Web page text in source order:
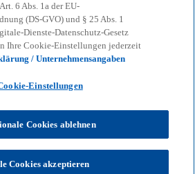
w
i
r
n
e
n
r
e
u
e
n
w
i
r
n
e
n
r
e
u
n
Transformation
werden zum wesentlichen Erfolgsfaktor
wurde die Baumwolle
6 Abs. 1a der EU-
(DS-GVO) und § 25 Abs. 1
Dienste-Datenschutz-Gesetz
Ihre Cookie-Einstellungen jederzeit
/ Unternehmensangaben
Einstellungen
Cookies ablehnen
Cookies akzeptieren